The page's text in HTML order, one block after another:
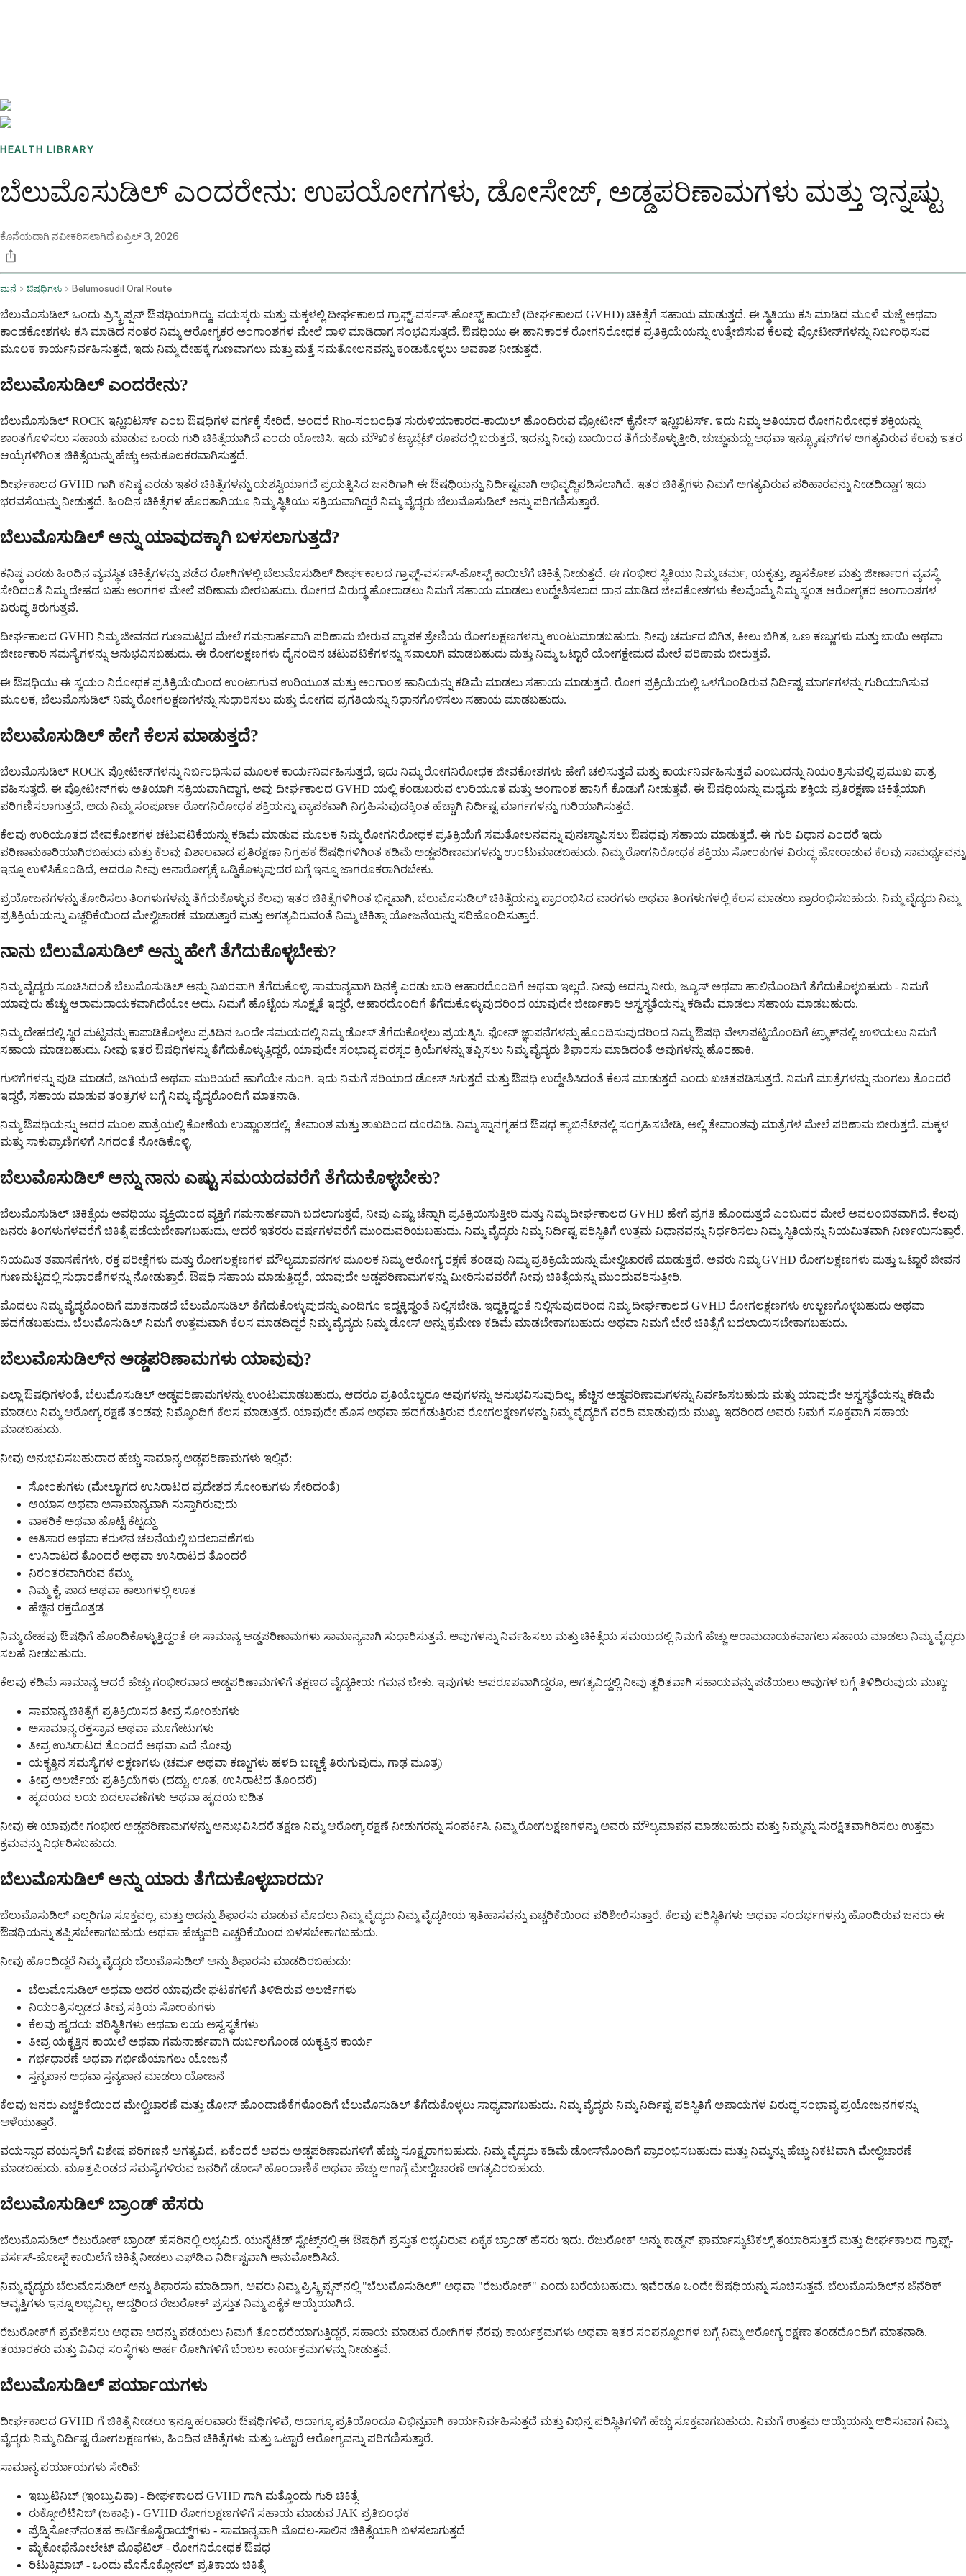
HEALTH LIBRARY
ಬೆಲುಮೊಸುಡಿಲ್ ಎಂದರೇನು: ಉಪಯೋಗಗಳು, ಡೋಸೇಜ್, ಅಡ್ಡಪರಿಣಾಮಗಳು ಮತ್ತು ಇನ್ನಷ್ಟು
ಕೊನೆಯದಾಗಿ ನವೀಕರಿಸಲಾಗಿದೆಏಪ್ರಿಲ್ 3, 2026
ಮನೆ ಔಷಧಿಗಳು Belumosudil Oral Route
ಬೆಲುಮೊಸುಡಿಲ್ ಒಂದು ಪ್ರಿಸ್ಕ್ರಿಪ್ಷನ್ ಔಷಧಿಯಾಗಿದ್ದು, ವಯಸ್ಕರು ಮತ್ತು ಮಕ್ಕಳಲ್ಲಿ ದೀರ್ಘಕಾಲದ ಗ್ರಾಫ್ಟ್-ವರ್ಸಸ್-ಹೋಸ್ಟ್ ಕಾಯಿಲೆ (ದೀರ್ಘಕಾಲದ GVHD) ಚಿಕಿತ್ಸೆಗೆ ಸಹಾಯ ಮಾಡುತ್ತದೆ. ಈ ಸ್ಥಿತಿಯು ಕಸಿ ಮಾಡಿದ ಮೂಳೆ ಮಜ್ಜೆ ಅಥವಾ
ಕಾಂಡಕೋಶಗಳು ಕಸಿ ಮಾಡಿದ ನಂತರ ನಿಮ್ಮ ಆರೋಗ್ಯಕರ ಅಂಗಾಂಶಗಳ ಮೇಲೆ ದಾಳಿ ಮಾಡಿದಾಗ ಸಂಭವಿಸುತ್ತದೆ. ಔಷಧಿಯು ಈ ಹಾನಿಕಾರಕ ರೋಗನಿರೋಧಕ ಪ್ರತಿಕ್ರಿಯೆಯನ್ನು ಉತ್ತೇಜಿಸುವ ಕೆಲವು ಪ್ರೋಟೀನ್‌ಗಳನ್ನು ನಿರ್ಬಂಧಿಸುವ
ಮೂಲಕ ಕಾರ್ಯನಿರ್ವಹಿಸುತ್ತದೆ, ಇದು ನಿಮ್ಮ ದೇಹಕ್ಕೆ ಗುಣವಾಗಲು ಮತ್ತು ಮತ್ತೆ ಸಮತೋಲನವನ್ನು ಕಂಡುಕೊಳ್ಳಲು ಅವಕಾಶ ನೀಡುತ್ತದೆ.
ಬೆಲುಮೊಸುಡಿಲ್ ಎಂದರೇನು?
ಬೆಲುಮೊಸುಡಿಲ್ ROCK ಇನ್ಹಿಬಿಟರ್ಸ್ ಎಂಬ ಔಷಧಿಗಳ ವರ್ಗಕ್ಕೆ ಸೇರಿದೆ, ಅಂದರೆ Rho-ಸಂಬಂಧಿತ ಸುರುಳಿಯಾಕಾರದ-ಕಾಯಿಲ್ ಹೊಂದಿರುವ ಪ್ರೋಟೀನ್ ಕೈನೇಸ್ ಇನ್ಹಿಬಿಟರ್ಸ್. ಇದು ನಿಮ್ಮ ಅತಿಯಾದ ರೋಗನಿರೋಧಕ ಶಕ್ತಿಯನ್ನು
ಶಾಂತಗೊಳಿಸಲು ಸಹಾಯ ಮಾಡುವ ಒಂದು ಗುರಿ ಚಿಕಿತ್ಸೆಯಾಗಿದೆ ಎಂದು ಯೋಚಿಸಿ. ಇದು ಮೌಖಿಕ ಟ್ಯಾಬ್ಲೆಟ್ ರೂಪದಲ್ಲಿ ಬರುತ್ತದೆ, ಇದನ್ನು ನೀವು ಬಾಯಿಂದ ತೆಗೆದುಕೊಳ್ಳುತ್ತೀರಿ, ಚುಚ್ಚುಮದ್ದು ಅಥವಾ ಇನ್ಫ್ಯೂಷನ್‌ಗಳ ಅಗತ್ಯವಿರುವ ಕೆಲವು ಇತರ
ಆಯ್ಕೆಗಳಿಗಿಂತ ಚಿಕಿತ್ಸೆಯನ್ನು ಹೆಚ್ಚು ಅನುಕೂಲಕರವಾಗಿಸುತ್ತದೆ.
ದೀರ್ಘಕಾಲದ GVHD ಗಾಗಿ ಕನಿಷ್ಠ ಎರಡು ಇತರ ಚಿಕಿತ್ಸೆಗಳನ್ನು ಯಶಸ್ವಿಯಾಗದೆ ಪ್ರಯತ್ನಿಸಿದ ಜನರಿಗಾಗಿ ಈ ಔಷಧಿಯನ್ನು ನಿರ್ದಿಷ್ಟವಾಗಿ ಅಭಿವೃದ್ಧಿಪಡಿಸಲಾಗಿದೆ. ಇತರ ಚಿಕಿತ್ಸೆಗಳು ನಿಮಗೆ ಅಗತ್ಯವಿರುವ ಪರಿಹಾರವನ್ನು ನೀಡದಿದ್ದಾಗ ಇದು
ಭರವಸೆಯನ್ನು ನೀಡುತ್ತದೆ. ಹಿಂದಿನ ಚಿಕಿತ್ಸೆಗಳ ಹೊರತಾಗಿಯೂ ನಿಮ್ಮ ಸ್ಥಿತಿಯು ಸಕ್ರಿಯವಾಗಿದ್ದರೆ ನಿಮ್ಮ ವೈದ್ಯರು ಬೆಲುಮೊಸುಡಿಲ್ ಅನ್ನು ಪರಿಗಣಿಸುತ್ತಾರೆ.
ಬೆಲುಮೊಸುಡಿಲ್ ಅನ್ನು ಯಾವುದಕ್ಕಾಗಿ ಬಳಸಲಾಗುತ್ತದೆ?
ಕನಿಷ್ಠ ಎರಡು ಹಿಂದಿನ ವ್ಯವಸ್ಥಿತ ಚಿಕಿತ್ಸೆಗಳನ್ನು ಪಡೆದ ರೋಗಿಗಳಲ್ಲಿ ಬೆಲುಮೊಸುಡಿಲ್ ದೀರ್ಘಕಾಲದ ಗ್ರಾಫ್ಟ್-ವರ್ಸಸ್-ಹೋಸ್ಟ್ ಕಾಯಿಲೆಗೆ ಚಿಕಿತ್ಸೆ ನೀಡುತ್ತದೆ. ಈ ಗಂಭೀರ ಸ್ಥಿತಿಯು ನಿಮ್ಮ ಚರ್ಮ, ಯಕೃತ್ತು, ಶ್ವಾಸಕೋಶ ಮತ್ತು ಜೀರ್ಣಾಂಗ ವ್ಯವಸ್ಥೆ
ಸೇರಿದಂತೆ ನಿಮ್ಮ ದೇಹದ ಬಹು ಅಂಗಗಳ ಮೇಲೆ ಪರಿಣಾಮ ಬೀರಬಹುದು. ರೋಗದ ವಿರುದ್ಧ ಹೋರಾಡಲು ನಿಮಗೆ ಸಹಾಯ ಮಾಡಲು ಉದ್ದೇಶಿಸಲಾದ ದಾನ ಮಾಡಿದ ಜೀವಕೋಶಗಳು ಕೆಲವೊಮ್ಮೆ ನಿಮ್ಮ ಸ್ವಂತ ಆರೋಗ್ಯಕರ ಅಂಗಾಂಶಗಳ
ವಿರುದ್ಧ ತಿರುಗುತ್ತವೆ.
ದೀರ್ಘಕಾಲದ GVHD ನಿಮ್ಮ ಜೀವನದ ಗುಣಮಟ್ಟದ ಮೇಲೆ ಗಮನಾರ್ಹವಾಗಿ ಪರಿಣಾಮ ಬೀರುವ ವ್ಯಾಪಕ ಶ್ರೇಣಿಯ ರೋಗಲಕ್ಷಣಗಳನ್ನು ಉಂಟುಮಾಡಬಹುದು. ನೀವು ಚರ್ಮದ ಬಿಗಿತ, ಕೀಲು ಬಿಗಿತ, ಒಣ ಕಣ್ಣುಗಳು ಮತ್ತು ಬಾಯಿ ಅಥವಾ
ಜೀರ್ಣಕಾರಿ ಸಮಸ್ಯೆಗಳನ್ನು ಅನುಭವಿಸಬಹುದು. ಈ ರೋಗಲಕ್ಷಣಗಳು ದೈನಂದಿನ ಚಟುವಟಿಕೆಗಳನ್ನು ಸವಾಲಾಗಿ ಮಾಡಬಹುದು ಮತ್ತು ನಿಮ್ಮ ಒಟ್ಟಾರೆ ಯೋಗಕ್ಷೇಮದ ಮೇಲೆ ಪರಿಣಾಮ ಬೀರುತ್ತವೆ.
ಈ ಔಷಧಿಯು ಈ ಸ್ವಯಂ ನಿರೋಧಕ ಪ್ರತಿಕ್ರಿಯೆಯಿಂದ ಉಂಟಾಗುವ ಉರಿಯೂತ ಮತ್ತು ಅಂಗಾಂಶ ಹಾನಿಯನ್ನು ಕಡಿಮೆ ಮಾಡಲು ಸಹಾಯ ಮಾಡುತ್ತದೆ. ರೋಗ ಪ್ರಕ್ರಿಯೆಯಲ್ಲಿ ಒಳಗೊಂಡಿರುವ ನಿರ್ದಿಷ್ಟ ಮಾರ್ಗಗಳನ್ನು ಗುರಿಯಾಗಿಸುವ
ಮೂಲಕ, ಬೆಲುಮೊಸುಡಿಲ್ ನಿಮ್ಮ ರೋಗಲಕ್ಷಣಗಳನ್ನು ಸುಧಾರಿಸಲು ಮತ್ತು ರೋಗದ ಪ್ರಗತಿಯನ್ನು ನಿಧಾನಗೊಳಿಸಲು ಸಹಾಯ ಮಾಡಬಹುದು.
ಬೆಲುಮೊಸುಡಿಲ್ ಹೇಗೆ ಕೆಲಸ ಮಾಡುತ್ತದೆ?
ಬೆಲುಮೊಸುಡಿಲ್ ROCK ಪ್ರೋಟೀನ್‌ಗಳನ್ನು ನಿರ್ಬಂಧಿಸುವ ಮೂಲಕ ಕಾರ್ಯನಿರ್ವಹಿಸುತ್ತದೆ, ಇದು ನಿಮ್ಮ ರೋಗನಿರೋಧಕ ಜೀವಕೋಶಗಳು ಹೇಗೆ ಚಲಿಸುತ್ತವೆ ಮತ್ತು ಕಾರ್ಯನಿರ್ವಹಿಸುತ್ತವೆ ಎಂಬುದನ್ನು ನಿಯಂತ್ರಿಸುವಲ್ಲಿ ಪ್ರಮುಖ ಪಾತ್ರ
ವಹಿಸುತ್ತದೆ. ಈ ಪ್ರೋಟೀನ್‌ಗಳು ಅತಿಯಾಗಿ ಸಕ್ರಿಯವಾಗಿದ್ದಾಗ, ಅವು ದೀರ್ಘಕಾಲದ GVHD ಯಲ್ಲಿ ಕಂಡುಬರುವ ಉರಿಯೂತ ಮತ್ತು ಅಂಗಾಂಶ ಹಾನಿಗೆ ಕೊಡುಗೆ ನೀಡುತ್ತವೆ. ಈ ಔಷಧಿಯನ್ನು ಮಧ್ಯಮ ಶಕ್ತಿಯ ಪ್ರತಿರಕ್ಷಣಾ ಚಿಕಿತ್ಸೆಯಾಗಿ
ಪರಿಗಣಿಸಲಾಗುತ್ತದೆ, ಅದು ನಿಮ್ಮ ಸಂಪೂರ್ಣ ರೋಗನಿರೋಧಕ ಶಕ್ತಿಯನ್ನು ವ್ಯಾಪಕವಾಗಿ ನಿಗ್ರಹಿಸುವುದಕ್ಕಿಂತ ಹೆಚ್ಚಾಗಿ ನಿರ್ದಿಷ್ಟ ಮಾರ್ಗಗಳನ್ನು ಗುರಿಯಾಗಿಸುತ್ತದೆ.
ಕೆಲವು ಉರಿಯೂತದ ಜೀವಕೋಶಗಳ ಚಟುವಟಿಕೆಯನ್ನು ಕಡಿಮೆ ಮಾಡುವ ಮೂಲಕ ನಿಮ್ಮ ರೋಗನಿರೋಧಕ ಪ್ರತಿಕ್ರಿಯೆಗೆ ಸಮತೋಲನವನ್ನು ಪುನಃಸ್ಥಾಪಿಸಲು ಔಷಧವು ಸಹಾಯ ಮಾಡುತ್ತದೆ. ಈ ಗುರಿ ವಿಧಾನ ಎಂದರೆ ಇದು
ಪರಿಣಾಮಕಾರಿಯಾಗಿರಬಹುದು ಮತ್ತು ಕೆಲವು ವಿಶಾಲವಾದ ಪ್ರತಿರಕ್ಷಣಾ ನಿಗ್ರಹಕ ಔಷಧಿಗಳಿಗಿಂತ ಕಡಿಮೆ ಅಡ್ಡಪರಿಣಾಮಗಳನ್ನು ಉಂಟುಮಾಡಬಹುದು. ನಿಮ್ಮ ರೋಗನಿರೋಧಕ ಶಕ್ತಿಯು ಸೋಂಕುಗಳ ವಿರುದ್ಧ ಹೋರಾಡುವ ಕೆಲವು ಸಾಮರ್ಥ್ಯವನ್ನು
ಇನ್ನೂ ಉಳಿಸಿಕೊಂಡಿದೆ, ಆದರೂ ನೀವು ಅನಾರೋಗ್ಯಕ್ಕೆ ಒಡ್ಡಿಕೊಳ್ಳುವುದರ ಬಗ್ಗೆ ಇನ್ನೂ ಜಾಗರೂಕರಾಗಿರಬೇಕು.
ಪ್ರಯೋಜನಗಳನ್ನು ತೋರಿಸಲು ತಿಂಗಳುಗಳನ್ನು ತೆಗೆದುಕೊಳ್ಳುವ ಕೆಲವು ಇತರ ಚಿಕಿತ್ಸೆಗಳಿಗಿಂತ ಭಿನ್ನವಾಗಿ, ಬೆಲುಮೊಸುಡಿಲ್ ಚಿಕಿತ್ಸೆಯನ್ನು ಪ್ರಾರಂಭಿಸಿದ ವಾರಗಳು ಅಥವಾ ತಿಂಗಳುಗಳಲ್ಲಿ ಕೆಲಸ ಮಾಡಲು ಪ್ರಾರಂಭಿಸಬಹುದು. ನಿಮ್ಮ ವೈದ್ಯರು ನಿಮ್ಮ
ಪ್ರತಿಕ್ರಿಯೆಯನ್ನು ಎಚ್ಚರಿಕೆಯಿಂದ ಮೇಲ್ವಿಚಾರಣೆ ಮಾಡುತ್ತಾರೆ ಮತ್ತು ಅಗತ್ಯವಿರುವಂತೆ ನಿಮ್ಮ ಚಿಕಿತ್ಸಾ ಯೋಜನೆಯನ್ನು ಸರಿಹೊಂದಿಸುತ್ತಾರೆ.
ನಾನು ಬೆಲುಮೊಸುಡಿಲ್ ಅನ್ನು ಹೇಗೆ ತೆಗೆದುಕೊಳ್ಳಬೇಕು?
ನಿಮ್ಮ ವೈದ್ಯರು ಸೂಚಿಸಿದಂತೆ ಬೆಲುಮೊಸುಡಿಲ್ ಅನ್ನು ನಿಖರವಾಗಿ ತೆಗೆದುಕೊಳ್ಳಿ, ಸಾಮಾನ್ಯವಾಗಿ ದಿನಕ್ಕೆ ಎರಡು ಬಾರಿ ಆಹಾರದೊಂದಿಗೆ ಅಥವಾ ಇಲ್ಲದೆ. ನೀವು ಅದನ್ನು ನೀರು, ಜ್ಯೂಸ್ ಅಥವಾ ಹಾಲಿನೊಂದಿಗೆ ತೆಗೆದುಕೊಳ್ಳಬಹುದು - ನಿಮಗೆ
ಯಾವುದು ಹೆಚ್ಚು ಆರಾಮದಾಯಕವಾಗಿದೆಯೋ ಅದು. ನಿಮಗೆ ಹೊಟ್ಟೆಯ ಸೂಕ್ಷ್ಮತೆ ಇದ್ದರೆ, ಆಹಾರದೊಂದಿಗೆ ತೆಗೆದುಕೊಳ್ಳುವುದರಿಂದ ಯಾವುದೇ ಜೀರ್ಣಕಾರಿ ಅಸ್ವಸ್ಥತೆಯನ್ನು ಕಡಿಮೆ ಮಾಡಲು ಸಹಾಯ ಮಾಡಬಹುದು.
ನಿಮ್ಮ ದೇಹದಲ್ಲಿ ಸ್ಥಿರ ಮಟ್ಟವನ್ನು ಕಾಪಾಡಿಕೊಳ್ಳಲು ಪ್ರತಿದಿನ ಒಂದೇ ಸಮಯದಲ್ಲಿ ನಿಮ್ಮ ಡೋಸ್ ತೆಗೆದುಕೊಳ್ಳಲು ಪ್ರಯತ್ನಿಸಿ. ಫೋನ್ ಜ್ಞಾಪನೆಗಳನ್ನು ಹೊಂದಿಸುವುದರಿಂದ ನಿಮ್ಮ ಔಷಧಿ ವೇಳಾಪಟ್ಟಿಯೊಂದಿಗೆ ಟ್ರ್ಯಾಕ್‌ನಲ್ಲಿ ಉಳಿಯಲು ನಿಮಗೆ
ಸಹಾಯ ಮಾಡಬಹುದು. ನೀವು ಇತರ ಔಷಧಿಗಳನ್ನು ತೆಗೆದುಕೊಳ್ಳುತ್ತಿದ್ದರೆ, ಯಾವುದೇ ಸಂಭಾವ್ಯ ಪರಸ್ಪರ ಕ್ರಿಯೆಗಳನ್ನು ತಪ್ಪಿಸಲು ನಿಮ್ಮ ವೈದ್ಯರು ಶಿಫಾರಸು ಮಾಡಿದಂತೆ ಅವುಗಳನ್ನು ಹೊರಹಾಕಿ.
ಗುಳಿಗೆಗಳನ್ನು ಪುಡಿ ಮಾಡದೆ, ಜಗಿಯದೆ ಅಥವಾ ಮುರಿಯದೆ ಹಾಗೆಯೇ ನುಂಗಿ. ಇದು ನಿಮಗೆ ಸರಿಯಾದ ಡೋಸ್ ಸಿಗುತ್ತದೆ ಮತ್ತು ಔಷಧಿ ಉದ್ದೇಶಿಸಿದಂತೆ ಕೆಲಸ ಮಾಡುತ್ತದೆ ಎಂದು ಖಚಿತಪಡಿಸುತ್ತದೆ. ನಿಮಗೆ ಮಾತ್ರೆಗಳನ್ನು ನುಂಗಲು ತೊಂದರೆ
ಇದ್ದರೆ, ಸಹಾಯ ಮಾಡುವ ತಂತ್ರಗಳ ಬಗ್ಗೆ ನಿಮ್ಮ ವೈದ್ಯರೊಂದಿಗೆ ಮಾತನಾಡಿ.
ನಿಮ್ಮ ಔಷಧಿಯನ್ನು ಅದರ ಮೂಲ ಪಾತ್ರೆಯಲ್ಲಿ ಕೋಣೆಯ ಉಷ್ಣಾಂಶದಲ್ಲಿ, ತೇವಾಂಶ ಮತ್ತು ಶಾಖದಿಂದ ದೂರವಿಡಿ. ನಿಮ್ಮ ಸ್ನಾನಗೃಹದ ಔಷಧ ಕ್ಯಾಬಿನೆಟ್‌ನಲ್ಲಿ ಸಂಗ್ರಹಿಸಬೇಡಿ, ಅಲ್ಲಿ ತೇವಾಂಶವು ಮಾತ್ರೆಗಳ ಮೇಲೆ ಪರಿಣಾಮ ಬೀರುತ್ತದೆ. ಮಕ್ಕಳ
ಮತ್ತು ಸಾಕುಪ್ರಾಣಿಗಳಿಗೆ ಸಿಗದಂತೆ ನೋಡಿಕೊಳ್ಳಿ.
ಬೆಲುಮೊಸುಡಿಲ್ ಅನ್ನು ನಾನು ಎಷ್ಟು ಸಮಯದವರೆಗೆ ತೆಗೆದುಕೊಳ್ಳಬೇಕು?
ಬೆಲುಮೊಸುಡಿಲ್ ಚಿಕಿತ್ಸೆಯ ಅವಧಿಯು ವ್ಯಕ್ತಿಯಿಂದ ವ್ಯಕ್ತಿಗೆ ಗಮನಾರ್ಹವಾಗಿ ಬದಲಾಗುತ್ತದೆ, ನೀವು ಎಷ್ಟು ಚೆನ್ನಾಗಿ ಪ್ರತಿಕ್ರಿಯಿಸುತ್ತೀರಿ ಮತ್ತು ನಿಮ್ಮ ದೀರ್ಘಕಾಲದ GVHD ಹೇಗೆ ಪ್ರಗತಿ ಹೊಂದುತ್ತದೆ ಎಂಬುದರ ಮೇಲೆ ಅವಲಂಬಿತವಾಗಿದೆ. ಕೆಲವು
ಜನರು ತಿಂಗಳುಗಳವರೆಗೆ ಚಿಕಿತ್ಸೆ ಪಡೆಯಬೇಕಾಗಬಹುದು, ಆದರೆ ಇತರರು ವರ್ಷಗಳವರೆಗೆ ಮುಂದುವರಿಯಬಹುದು. ನಿಮ್ಮ ವೈದ್ಯರು ನಿಮ್ಮ ನಿರ್ದಿಷ್ಟ ಪರಿಸ್ಥಿತಿಗೆ ಉತ್ತಮ ವಿಧಾನವನ್ನು ನಿರ್ಧರಿಸಲು ನಿಮ್ಮ ಸ್ಥಿತಿಯನ್ನು ನಿಯಮಿತವಾಗಿ ನಿರ್ಣಯಿಸುತ್ತಾರೆ.
ನಿಯಮಿತ ತಪಾಸಣೆಗಳು, ರಕ್ತ ಪರೀಕ್ಷೆಗಳು ಮತ್ತು ರೋಗಲಕ್ಷಣಗಳ ಮೌಲ್ಯಮಾಪನಗಳ ಮೂಲಕ ನಿಮ್ಮ ಆರೋಗ್ಯ ರಕ್ಷಣೆ ತಂಡವು ನಿಮ್ಮ ಪ್ರತಿಕ್ರಿಯೆಯನ್ನು ಮೇಲ್ವಿಚಾರಣೆ ಮಾಡುತ್ತದೆ. ಅವರು ನಿಮ್ಮ GVHD ರೋಗಲಕ್ಷಣಗಳು ಮತ್ತು ಒಟ್ಟಾರೆ ಜೀವನ
ಗುಣಮಟ್ಟದಲ್ಲಿ ಸುಧಾರಣೆಗಳನ್ನು ನೋಡುತ್ತಾರೆ. ಔಷಧಿ ಸಹಾಯ ಮಾಡುತ್ತಿದ್ದರೆ, ಯಾವುದೇ ಅಡ್ಡಪರಿಣಾಮಗಳನ್ನು ಮೀರಿಸುವವರೆಗೆ ನೀವು ಚಿಕಿತ್ಸೆಯನ್ನು ಮುಂದುವರಿಸುತ್ತೀರಿ.
ಮೊದಲು ನಿಮ್ಮ ವೈದ್ಯರೊಂದಿಗೆ ಮಾತನಾಡದೆ ಬೆಲುಮೊಸುಡಿಲ್ ತೆಗೆದುಕೊಳ್ಳುವುದನ್ನು ಎಂದಿಗೂ ಇದ್ದಕ್ಕಿದ್ದಂತೆ ನಿಲ್ಲಿಸಬೇಡಿ. ಇದ್ದಕ್ಕಿದ್ದಂತೆ ನಿಲ್ಲಿಸುವುದರಿಂದ ನಿಮ್ಮ ದೀರ್ಘಕಾಲದ GVHD ರೋಗಲಕ್ಷಣಗಳು ಉಲ್ಬಣಗೊಳ್ಳಬಹುದು ಅಥವಾ
ಹದಗೆಡಬಹುದು. ಬೆಲುಮೊಸುಡಿಲ್ ನಿಮಗೆ ಉತ್ತಮವಾಗಿ ಕೆಲಸ ಮಾಡದಿದ್ದರೆ ನಿಮ್ಮ ವೈದ್ಯರು ನಿಮ್ಮ ಡೋಸ್ ಅನ್ನು ಕ್ರಮೇಣ ಕಡಿಮೆ ಮಾಡಬೇಕಾಗಬಹುದು ಅಥವಾ ನಿಮಗೆ ಬೇರೆ ಚಿಕಿತ್ಸೆಗೆ ಬದಲಾಯಿಸಬೇಕಾಗಬಹುದು.
ಬೆಲುಮೊಸುಡಿಲ್‌ನ ಅಡ್ಡಪರಿಣಾಮಗಳು ಯಾವುವು?
ಎಲ್ಲಾ ಔಷಧಿಗಳಂತೆ, ಬೆಲುಮೊಸುಡಿಲ್ ಅಡ್ಡಪರಿಣಾಮಗಳನ್ನು ಉಂಟುಮಾಡಬಹುದು, ಆದರೂ ಪ್ರತಿಯೊಬ್ಬರೂ ಅವುಗಳನ್ನು ಅನುಭವಿಸುವುದಿಲ್ಲ. ಹೆಚ್ಚಿನ ಅಡ್ಡಪರಿಣಾಮಗಳನ್ನು ನಿರ್ವಹಿಸಬಹುದು ಮತ್ತು ಯಾವುದೇ ಅಸ್ವಸ್ಥತೆಯನ್ನು ಕಡಿಮೆ
ಮಾಡಲು ನಿಮ್ಮ ಆರೋಗ್ಯ ರಕ್ಷಣೆ ತಂಡವು ನಿಮ್ಮೊಂದಿಗೆ ಕೆಲಸ ಮಾಡುತ್ತದೆ. ಯಾವುದೇ ಹೊಸ ಅಥವಾ ಹದಗೆಡುತ್ತಿರುವ ರೋಗಲಕ್ಷಣಗಳನ್ನು ನಿಮ್ಮ ವೈದ್ಯರಿಗೆ ವರದಿ ಮಾಡುವುದು ಮುಖ್ಯ, ಇದರಿಂದ ಅವರು ನಿಮಗೆ ಸೂಕ್ತವಾಗಿ ಸಹಾಯ
ಮಾಡಬಹುದು.
ನೀವು ಅನುಭವಿಸಬಹುದಾದ ಹೆಚ್ಚು ಸಾಮಾನ್ಯ ಅಡ್ಡಪರಿಣಾಮಗಳು ಇಲ್ಲಿವೆ:
ಸೋಂಕುಗಳು (ಮೇಲ್ಭಾಗದ ಉಸಿರಾಟದ ಪ್ರದೇಶದ ಸೋಂಕುಗಳು ಸೇರಿದಂತೆ)
ಆಯಾಸ ಅಥವಾ ಅಸಾಮಾನ್ಯವಾಗಿ ಸುಸ್ತಾಗಿರುವುದು
ವಾಕರಿಕೆ ಅಥವಾ ಹೊಟ್ಟೆ ಕೆಟ್ಟದ್ದು
ಅತಿಸಾರ ಅಥವಾ ಕರುಳಿನ ಚಲನೆಯಲ್ಲಿ ಬದಲಾವಣೆಗಳು
ಉಸಿರಾಟದ ತೊಂದರೆ ಅಥವಾ ಉಸಿರಾಟದ ತೊಂದರೆ
ನಿರಂತರವಾಗಿರುವ ಕೆಮ್ಮು
ನಿಮ್ಮ ಕೈ, ಪಾದ ಅಥವಾ ಕಾಲುಗಳಲ್ಲಿ ಊತ
ಹೆಚ್ಚಿನ ರಕ್ತದೊತ್ತಡ
ನಿಮ್ಮ ದೇಹವು ಔಷಧಿಗೆ ಹೊಂದಿಕೊಳ್ಳುತ್ತಿದ್ದಂತೆ ಈ ಸಾಮಾನ್ಯ ಅಡ್ಡಪರಿಣಾಮಗಳು ಸಾಮಾನ್ಯವಾಗಿ ಸುಧಾರಿಸುತ್ತವೆ. ಅವುಗಳನ್ನು ನಿರ್ವಹಿಸಲು ಮತ್ತು ಚಿಕಿತ್ಸೆಯ ಸಮಯದಲ್ಲಿ ನಿಮಗೆ ಹೆಚ್ಚು ಆರಾಮದಾಯಕವಾಗಲು ಸಹಾಯ ಮಾಡಲು ನಿಮ್ಮ ವೈದ್ಯರು
ಸಲಹೆ ನೀಡಬಹುದು.
ಕೆಲವು ಕಡಿಮೆ ಸಾಮಾನ್ಯ ಆದರೆ ಹೆಚ್ಚು ಗಂಭೀರವಾದ ಅಡ್ಡಪರಿಣಾಮಗಳಿಗೆ ತಕ್ಷಣದ ವೈದ್ಯಕೀಯ ಗಮನ ಬೇಕು. ಇವುಗಳು ಅಪರೂಪವಾಗಿದ್ದರೂ, ಅಗತ್ಯವಿದ್ದಲ್ಲಿ ನೀವು ತ್ವರಿತವಾಗಿ ಸಹಾಯವನ್ನು ಪಡೆಯಲು ಅವುಗಳ ಬಗ್ಗೆ ತಿಳಿದಿರುವುದು ಮುಖ್ಯ:
ಸಾಮಾನ್ಯ ಚಿಕಿತ್ಸೆಗೆ ಪ್ರತಿಕ್ರಿಯಿಸದ ತೀವ್ರ ಸೋಂಕುಗಳು
ಅಸಾಮಾನ್ಯ ರಕ್ತಸ್ರಾವ ಅಥವಾ ಮೂಗೇಟುಗಳು
ತೀವ್ರ ಉಸಿರಾಟದ ತೊಂದರೆ ಅಥವಾ ಎದೆ ನೋವು
ಯಕೃತ್ತಿನ ಸಮಸ್ಯೆಗಳ ಲಕ್ಷಣಗಳು (ಚರ್ಮ ಅಥವಾ ಕಣ್ಣುಗಳು ಹಳದಿ ಬಣ್ಣಕ್ಕೆ ತಿರುಗುವುದು, ಗಾಢ ಮೂತ್ರ)
ತೀವ್ರ ಅಲರ್ಜಿಯ ಪ್ರತಿಕ್ರಿಯೆಗಳು (ದದ್ದು, ಊತ, ಉಸಿರಾಟದ ತೊಂದರೆ)
ಹೃದಯದ ಲಯ ಬದಲಾವಣೆಗಳು ಅಥವಾ ಹೃದಯ ಬಡಿತ
ನೀವು ಈ ಯಾವುದೇ ಗಂಭೀರ ಅಡ್ಡಪರಿಣಾಮಗಳನ್ನು ಅನುಭವಿಸಿದರೆ ತಕ್ಷಣ ನಿಮ್ಮ ಆರೋಗ್ಯ ರಕ್ಷಣೆ ನೀಡುಗರನ್ನು ಸಂಪರ್ಕಿಸಿ. ನಿಮ್ಮ ರೋಗಲಕ್ಷಣಗಳನ್ನು ಅವರು ಮೌಲ್ಯಮಾಪನ ಮಾಡಬಹುದು ಮತ್ತು ನಿಮ್ಮನ್ನು ಸುರಕ್ಷಿತವಾಗಿರಿಸಲು ಉತ್ತಮ
ಕ್ರಮವನ್ನು ನಿರ್ಧರಿಸಬಹುದು.
ಬೆಲುಮೊಸುಡಿಲ್ ಅನ್ನು ಯಾರು ತೆಗೆದುಕೊಳ್ಳಬಾರದು?
ಬೆಲುಮೊಸುಡಿಲ್ ಎಲ್ಲರಿಗೂ ಸೂಕ್ತವಲ್ಲ, ಮತ್ತು ಅದನ್ನು ಶಿಫಾರಸು ಮಾಡುವ ಮೊದಲು ನಿಮ್ಮ ವೈದ್ಯರು ನಿಮ್ಮ ವೈದ್ಯಕೀಯ ಇತಿಹಾಸವನ್ನು ಎಚ್ಚರಿಕೆಯಿಂದ ಪರಿಶೀಲಿಸುತ್ತಾರೆ. ಕೆಲವು ಪರಿಸ್ಥಿತಿಗಳು ಅಥವಾ ಸಂದರ್ಭಗಳನ್ನು ಹೊಂದಿರುವ ಜನರು ಈ
ಔಷಧಿಯನ್ನು ತಪ್ಪಿಸಬೇಕಾಗಬಹುದು ಅಥವಾ ಹೆಚ್ಚುವರಿ ಎಚ್ಚರಿಕೆಯಿಂದ ಬಳಸಬೇಕಾಗಬಹುದು.
ನೀವು ಹೊಂದಿದ್ದರೆ ನಿಮ್ಮ ವೈದ್ಯರು ಬೆಲುಮೊಸುಡಿಲ್ ಅನ್ನು ಶಿಫಾರಸು ಮಾಡದಿರಬಹುದು:
ಬೆಲುಮೊಸುಡಿಲ್ ಅಥವಾ ಅದರ ಯಾವುದೇ ಘಟಕಗಳಿಗೆ ತಿಳಿದಿರುವ ಅಲರ್ಜಿಗಳು
ನಿಯಂತ್ರಿಸಲ್ಪಡದ ತೀವ್ರ ಸಕ್ರಿಯ ಸೋಂಕುಗಳು
ಕೆಲವು ಹೃದಯ ಪರಿಸ್ಥಿತಿಗಳು ಅಥವಾ ಲಯ ಅಸ್ವಸ್ಥತೆಗಳು
ತೀವ್ರ ಯಕೃತ್ತಿನ ಕಾಯಿಲೆ ಅಥವಾ ಗಮನಾರ್ಹವಾಗಿ ದುರ್ಬಲಗೊಂಡ ಯಕೃತ್ತಿನ ಕಾರ್ಯ
ಗರ್ಭಧಾರಣೆ ಅಥವಾ ಗರ್ಭಿಣಿಯಾಗಲು ಯೋಜನೆ
ಸ್ತನ್ಯಪಾನ ಅಥವಾ ಸ್ತನ್ಯಪಾನ ಮಾಡಲು ಯೋಜನೆ
ಕೆಲವು ಜನರು ಎಚ್ಚರಿಕೆಯಿಂದ ಮೇಲ್ವಿಚಾರಣೆ ಮತ್ತು ಡೋಸ್ ಹೊಂದಾಣಿಕೆಗಳೊಂದಿಗೆ ಬೆಲುಮೊಸುಡಿಲ್ ತೆಗೆದುಕೊಳ್ಳಲು ಸಾಧ್ಯವಾಗಬಹುದು. ನಿಮ್ಮ ವೈದ್ಯರು ನಿಮ್ಮ ನಿರ್ದಿಷ್ಟ ಪರಿಸ್ಥಿತಿಗೆ ಅಪಾಯಗಳ ವಿರುದ್ಧ ಸಂಭಾವ್ಯ ಪ್ರಯೋಜನಗಳನ್ನು
ಅಳೆಯುತ್ತಾರೆ.
ವಯಸ್ಸಾದ ವಯಸ್ಕರಿಗೆ ವಿಶೇಷ ಪರಿಗಣನೆ ಅಗತ್ಯವಿದೆ, ಏಕೆಂದರೆ ಅವರು ಅಡ್ಡಪರಿಣಾಮಗಳಿಗೆ ಹೆಚ್ಚು ಸೂಕ್ಷ್ಮರಾಗಬಹುದು. ನಿಮ್ಮ ವೈದ್ಯರು ಕಡಿಮೆ ಡೋಸ್‌ನೊಂದಿಗೆ ಪ್ರಾರಂಭಿಸಬಹುದು ಮತ್ತು ನಿಮ್ಮನ್ನು ಹೆಚ್ಚು ನಿಕಟವಾಗಿ ಮೇಲ್ವಿಚಾರಣೆ
ಮಾಡಬಹುದು. ಮೂತ್ರಪಿಂಡದ ಸಮಸ್ಯೆಗಳಿರುವ ಜನರಿಗೆ ಡೋಸ್ ಹೊಂದಾಣಿಕೆ ಅಥವಾ ಹೆಚ್ಚು ಆಗಾಗ್ಗೆ ಮೇಲ್ವಿಚಾರಣೆ ಅಗತ್ಯವಿರಬಹುದು.
ಬೆಲುಮೊಸುಡಿಲ್ ಬ್ರಾಂಡ್ ಹೆಸರು
ಬೆಲುಮೊಸುಡಿಲ್ ರೆಜುರೋಕ್ ಬ್ರಾಂಡ್ ಹೆಸರಿನಲ್ಲಿ ಲಭ್ಯವಿದೆ. ಯುನೈಟೆಡ್ ಸ್ಟೇಟ್ಸ್‌ನಲ್ಲಿ ಈ ಔಷಧಿಗೆ ಪ್ರಸ್ತುತ ಲಭ್ಯವಿರುವ ಏಕೈಕ ಬ್ರಾಂಡ್ ಹೆಸರು ಇದು. ರೆಜುರೋಕ್ ಅನ್ನು ಕಾಡ್ಮನ್ ಫಾರ್ಮಾಸ್ಯುಟಿಕಲ್ಸ್ ತಯಾರಿಸುತ್ತದೆ ಮತ್ತು ದೀರ್ಘಕಾಲದ ಗ್ರಾಫ್ಟ್-
ವರ್ಸಸ್-ಹೋಸ್ಟ್ ಕಾಯಿಲೆಗೆ ಚಿಕಿತ್ಸೆ ನೀಡಲು ಎಫ್‌ಡಿಎ ನಿರ್ದಿಷ್ಟವಾಗಿ ಅನುಮೋದಿಸಿದೆ.
ನಿಮ್ಮ ವೈದ್ಯರು ಬೆಲುಮೊಸುಡಿಲ್ ಅನ್ನು ಶಿಫಾರಸು ಮಾಡಿದಾಗ, ಅವರು ನಿಮ್ಮ ಪ್ರಿಸ್ಕ್ರಿಪ್ಷನ್‌ನಲ್ಲಿ "ಬೆಲುಮೊಸುಡಿಲ್" ಅಥವಾ "ರೆಜುರೋಕ್" ಎಂದು ಬರೆಯಬಹುದು. ಇವೆರಡೂ ಒಂದೇ ಔಷಧಿಯನ್ನು ಸೂಚಿಸುತ್ತವೆ. ಬೆಲುಮೊಸುಡಿಲ್‌ನ ಜೆನೆರಿಕ್
ಆವೃತ್ತಿಗಳು ಇನ್ನೂ ಲಭ್ಯವಿಲ್ಲ, ಆದ್ದರಿಂದ ರೆಜುರೋಕ್ ಪ್ರಸ್ತುತ ನಿಮ್ಮ ಏಕೈಕ ಆಯ್ಕೆಯಾಗಿದೆ.
ರೆಜುರೋಕ್‌ಗೆ ಪ್ರವೇಶಿಸಲು ಅಥವಾ ಅದನ್ನು ಪಡೆಯಲು ನಿಮಗೆ ತೊಂದರೆಯಾಗುತ್ತಿದ್ದರೆ, ಸಹಾಯ ಮಾಡುವ ರೋಗಿಗಳ ನೆರವು ಕಾರ್ಯಕ್ರಮಗಳು ಅಥವಾ ಇತರ ಸಂಪನ್ಮೂಲಗಳ ಬಗ್ಗೆ ನಿಮ್ಮ ಆರೋಗ್ಯ ರಕ್ಷಣಾ ತಂಡದೊಂದಿಗೆ ಮಾತನಾಡಿ.
ತಯಾರಕರು ಮತ್ತು ವಿವಿಧ ಸಂಸ್ಥೆಗಳು ಅರ್ಹ ರೋಗಿಗಳಿಗೆ ಬೆಂಬಲ ಕಾರ್ಯಕ್ರಮಗಳನ್ನು ನೀಡುತ್ತವೆ.
ಬೆಲುಮೊಸುಡಿಲ್ ಪರ್ಯಾಯಗಳು
ದೀರ್ಘಕಾಲದ GVHD ಗೆ ಚಿಕಿತ್ಸೆ ನೀಡಲು ಇನ್ನೂ ಹಲವಾರು ಔಷಧಿಗಳಿವೆ, ಆದಾಗ್ಯೂ ಪ್ರತಿಯೊಂದೂ ವಿಭಿನ್ನವಾಗಿ ಕಾರ್ಯನಿರ್ವಹಿಸುತ್ತದೆ ಮತ್ತು ವಿಭಿನ್ನ ಪರಿಸ್ಥಿತಿಗಳಿಗೆ ಹೆಚ್ಚು ಸೂಕ್ತವಾಗಬಹುದು. ನಿಮಗೆ ಉತ್ತಮ ಆಯ್ಕೆಯನ್ನು ಆರಿಸುವಾಗ ನಿಮ್ಮ
ವೈದ್ಯರು ನಿಮ್ಮ ನಿರ್ದಿಷ್ಟ ರೋಗಲಕ್ಷಣಗಳು, ಹಿಂದಿನ ಚಿಕಿತ್ಸೆಗಳು ಮತ್ತು ಒಟ್ಟಾರೆ ಆರೋಗ್ಯವನ್ನು ಪರಿಗಣಿಸುತ್ತಾರೆ.
ಸಾಮಾನ್ಯ ಪರ್ಯಾಯಗಳು ಸೇರಿವೆ:
ಇಬ್ರುಟಿನಿಬ್ (ಇಂಬ್ರುವಿಕಾ) - ದೀರ್ಘಕಾಲದ GVHD ಗಾಗಿ ಮತ್ತೊಂದು ಗುರಿ ಚಿಕಿತ್ಸೆ
ರುಕ್ಸೋಲಿಟಿನಿಬ್ (ಜಕಾಫಿ) - GVHD ರೋಗಲಕ್ಷಣಗಳಿಗೆ ಸಹಾಯ ಮಾಡುವ JAK ಪ್ರತಿಬಂಧಕ
ಪ್ರೆಡ್ನಿಸೋನ್‌ನಂತಹ ಕಾರ್ಟಿಕೊಸ್ಟೆರಾಯ್ಡ್‌ಗಳು - ಸಾಮಾನ್ಯವಾಗಿ ಮೊದಲ-ಸಾಲಿನ ಚಿಕಿತ್ಸೆಯಾಗಿ ಬಳಸಲಾಗುತ್ತದೆ
ಮೈಕೋಫೆನೋಲೇಟ್ ಮೊಫೆಟಿಲ್ - ರೋಗನಿರೋಧಕ ಔಷಧ
ರಿಟುಕ್ಸಿಮಾಬ್ - ಒಂದು ಮೊನೊಕ್ಲೋನಲ್ ಪ್ರತಿಕಾಯ ಚಿಕಿತ್ಸೆ